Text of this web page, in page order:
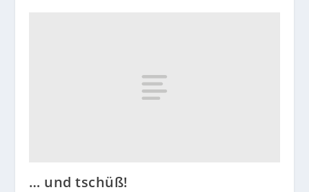
… und tschüß!